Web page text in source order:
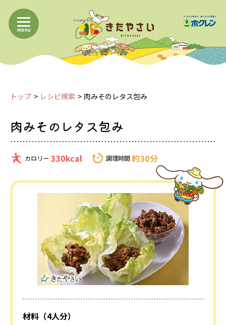
menu
トップ レシピ検索 肉みそのレタス包み
肉みそのレタス包み
カロリー 330kcal 調理時間 約30分
材料（4人分）